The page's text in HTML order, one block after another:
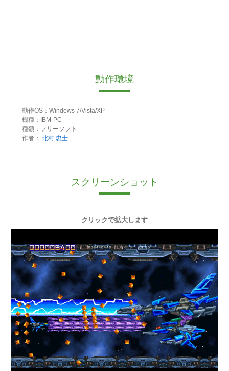
動作環境
動作OS：Windows 7/Vista/XP
機種：IBM-PC
種類：フリーソフト
作者： 北村 忠士
スクリーンショット
クリックで拡大します